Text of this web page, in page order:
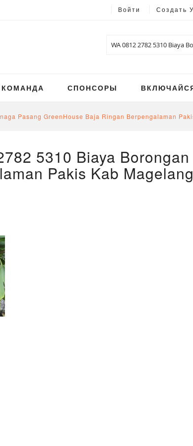
Войти Создать
СПОНСОРЫ
Pasang GreenHouse Baja Ringan Berpengalaman
5310 Biaya
Pakis Kab